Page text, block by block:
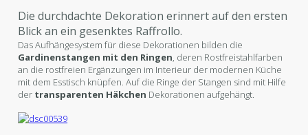
Die durchdachte Dekoration erinnert auf den ersten
Blick an ein gesenktes Raffrollo.
Das Aufhängesystem für diese Dekorationen bilden die
Gardinenstangen mit den Ringen, deren Rostfreistahlfarben
an die rostfreien Ergänzungen im Interieur der modernen Küche
mit dem Esstisch knüpfen. Auf die Ringe der Stangen sind mit Hilfe
der transparenten Häkchen Dekorationen aufgehängt.